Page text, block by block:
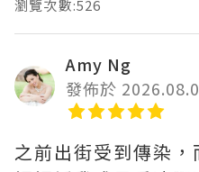
瀏覽次數:526
Amy Ng
發佈於
之前出街受到傳染，